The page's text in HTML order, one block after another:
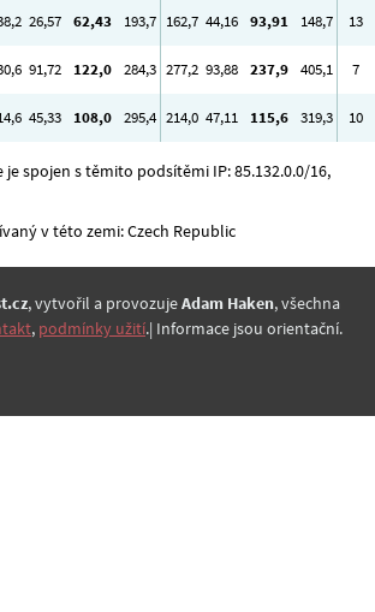
,2 26,57 62,43 193,7 162,7 44,16 93,91 148,7
13
,6 91,72 122,0 284,3 277,2 93,88 237,9 405,1
7
,6 45,33 108,0 295,4 214,0 47,11 115,6 319,3 10
spojen s těmito podsítěmi IP: 85.132.0.0/16,
v této zemi: Czech Republic
, vytvořil a provozujeAdam Haken, všechna
, podmínky užití.| Informace jsou orientační.